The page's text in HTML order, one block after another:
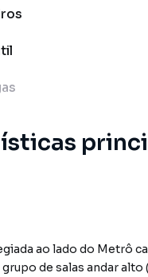
ao lado do Metrô carioca